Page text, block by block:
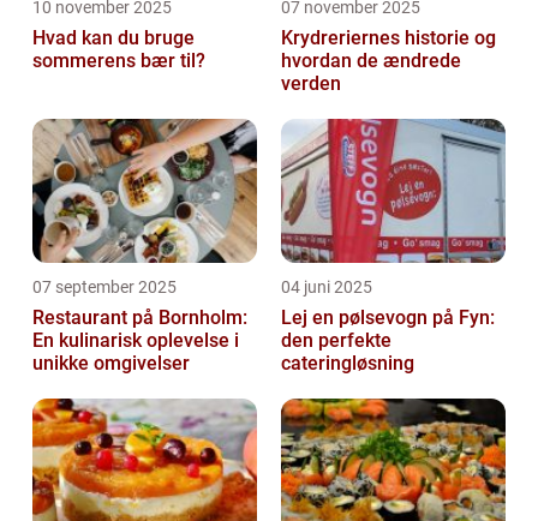
10 november 2025
Hvad kan du bruge
sommerens bær til?
07 november 2025
Krydreriernes historie og
hvordan de ændrede
verden
07 september 2025
Restaurant på Bornholm:
En kulinarisk oplevelse i
unikke omgivelser
04 juni 2025
Lej en pølsevogn på Fyn:
den perfekte
cateringløsning